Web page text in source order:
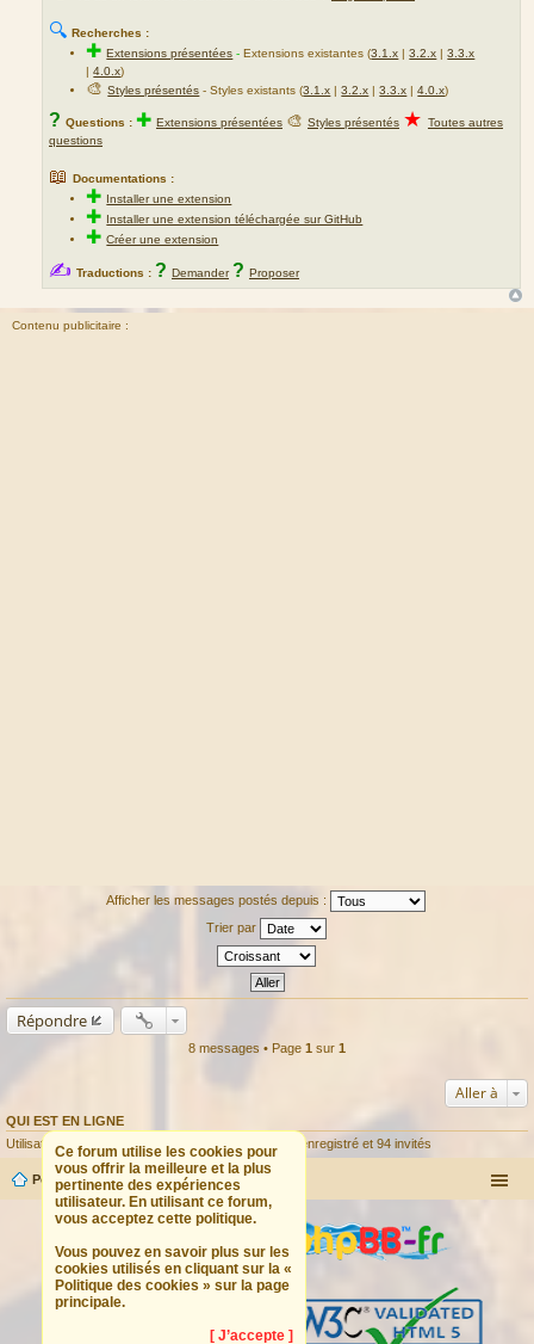
🔍 Recherches :
✚Extensions présentées -Extensions existantes (3.1.x |3.2.x |3.3.x
|4.0.x)
🎨Styles présentés - Styles existants (3.1.x |3.2.x |3.3.x |4.0.x)
? Questions : ✚ Extensions présentées 🎨 Styles présentés ★ Toutes autres
questions
📖 Documentations :
✚ Installer une extension
✚ Installer une extension téléchargée sur GitHub
✚Créer une extension
✍ Traductions : ? Demander ? Proposer
Contenu publicitaire :
Afficher les messages postés depuis :
Trier par
Répondre
8 messages • Page 1 sur 1
Aller à
QUI EST EN LIGNE
Utilisateurs parcourant ce forum : Aucun utilisateur enregistré et 94 invités
Ce forum utilise les cookies pour
vous offrir la meilleure et la plus
pertinente des expériences
utilisateur. En utilisant ce forum,
vous acceptez cette politique.
Vous pouvez en savoir plus sur les
cookies utilisés en cliquant sur la «
Politique des cookies » sur la page
principale.
[ J’accepte ]
Portail Forum